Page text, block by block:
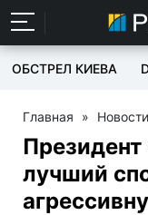
ОБСТРЕЛ КИЕВА
Главная » Новости
лучший